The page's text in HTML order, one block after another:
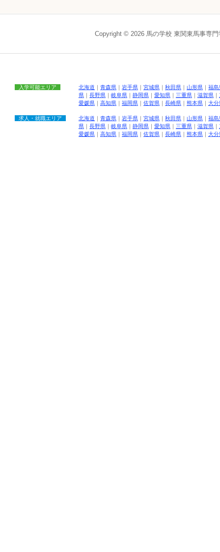
Copyright © 2026 馬の学校 東関東馬事専
入学可能エリア 北海道 ｜ 青森県 ｜ 岩手県 ｜ 宮城県 ｜ 秋田県 ｜ 山形県 ｜ 福島
県 ｜ 長野県 ｜ 岐阜県 ｜ 静岡県 ｜ 愛知県 ｜ 三重県 ｜ 滋賀県 ｜
愛媛県 ｜ 高知県 ｜ 福岡県 ｜ 佐賀県 ｜ 長崎県 ｜ 熊本県 ｜ 大分
求人・就職エリア 北海道 ｜ 青森県 ｜ 岩手県 ｜ 宮城県 ｜ 秋田県 ｜ 山形県 ｜ 福島
県 ｜ 長野県 ｜ 岐阜県 ｜ 静岡県 ｜ 愛知県 ｜ 三重県 ｜ 滋賀県 ｜
愛媛県 ｜ 高知県 ｜ 福岡県 ｜ 佐賀県 ｜ 長崎県 ｜ 熊本県 ｜ 大分